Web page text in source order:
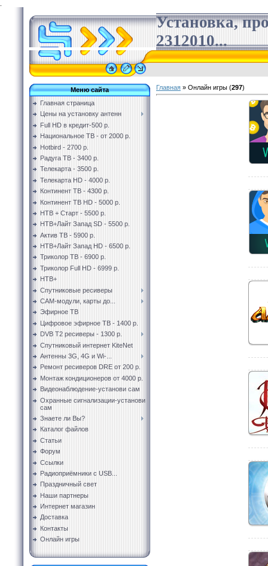
Установка,
2312010...
Меню сайта
Главная страница
Цены на установку антенн
Full HD в кредит-500 р.
Национальное ТВ - от 2000 р.
Hotbird - 2700 р.
Радуга ТВ - 3400 р.
Телекарта - 3500 р.
Телекарта HD - 4000 р.
Континент ТВ - 4300 р.
Континент ТВ HD - 5000 р.
НТВ + Старт - 5500 р.
НТВ+Лайт Запад SD - 5500 р.
Актив ТВ - 5900 р.
НТВ+Лайт Запад HD - 6500 р.
Триколор ТВ - 6900 р.
Триколор Full HD - 6999 р.
НТВ+
Спутниковые ресиверы
CAM-модули, карты до...
Эфирное ТВ
Цифровое эфирное ТВ - 1400 р.
DVB T2 ресиверы - 1300 р.
Спутниковый интернет KiteNet
Антенны 3G, 4G и Wi-...
Ремонт ресиверов DRE от 200 р.
Монтаж кондиционеров от 4000 р.
Видеонаблюдение-установи сам
Охранные сигнализации-установи
сам
Знаете ли Вы?
Каталог файлов
Статьи
Форум
Ссылки
Радиоприёмники с USB...
Праздничный свет
Наши партнеры
Интернет магазин
Доставка
Контакты
Онлайн игры
Главная » Онлайн игры (297)